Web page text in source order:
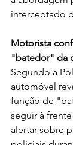
interceptado
Motorista
"batedor" da
Segundo a
automóvel
função de
seguir à
alertar sobre